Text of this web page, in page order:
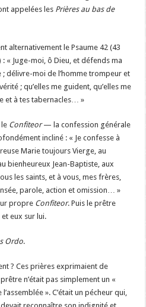
appelées les Prières au bas de
alternativement le Psaume 42 (43
« Juge-moi, ô Dieu, et défends ma
délivre-moi de l’homme trompeur et
; qu’elles me guident, qu’elles me
et à tes tabernacles… »
Confiteor— la confession générale
incliné : « Je confesse à
Marie toujours Vierge, au
bienheureux Jean-Baptiste, aux
les saints, et à vous, mes frères,
parole, action et omission… »
propre Confiteor. Puis le prêtre
eux sur lui.
Ordo.
? Ces prières exprimaient de
n’était pas simplement un «
». C’était un pécheur qui,